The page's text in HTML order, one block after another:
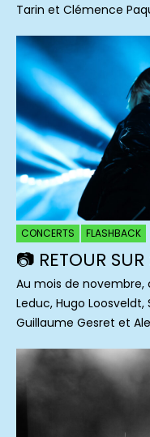
Tarin et Clémence
CONCERTS FLASHBACK
📷 RETOUR
Au mois de novembre,
Leduc, Hugo Loosveldt,
Guillaume Gesret et